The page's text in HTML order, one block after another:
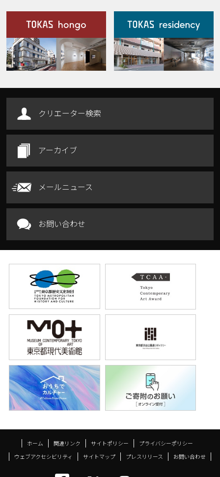
施設案内
Our Facilities
クリエーター検索
アーカイブ
メールニュース
お問い合わせ
ホーム 関連リンク サイトポリシー
プライバシーポリシー
ウェブアクセシビリティ
サイトマップ プレスリリース お問い合わせ